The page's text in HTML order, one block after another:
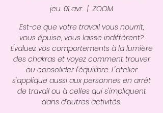
jeu. 01 avr.
  |
ZOOM
Est-ce que votre travail vous nourrit,
vous épuise, vous laisse indifférent?
Évaluez vos comportements à la lumière
des chakras et voyez comment trouver
ou consolider l'équilibre. L'atelier
s'applique aussi aux personnes en arrêt
de travail ou à celles qui s'impliquent
dans d’autres activités.